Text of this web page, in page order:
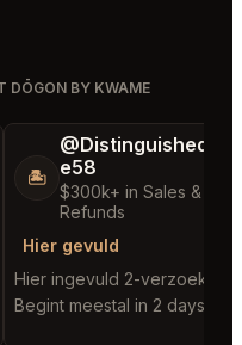
DŌGON BY KWAME
🏝️
@DistinguishedTre
e58
$300k+ in Sales & Low
Refunds
Hier gevuld
Hier ingevuld 2-verzoeken
Begint meestal in 2 days